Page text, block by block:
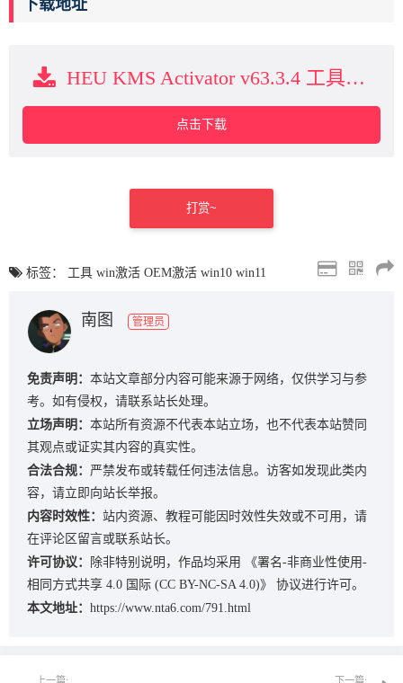
下载地址
HEU KMS Activator v63.3.4 工具下载
点击下载
打赏~
标签： 工具 win激活 OEM激活 win10 win11
南图 管理员
免责声明： 本站文章部分内容可能来源于网络，仅供学习与参
考。如有侵权，请联系站长处理。
立场声明： 本站所有资源不代表本站立场，也不代表本站赞同
其观点或证实其内容的真实性。
合法合规： 严禁发布或转载任何违法信息。访客如发现此类内
容，请立即向站长举报。
内容时效性： 站内资源、教程可能因时效性失效或不可用，请
在评论区留言或联系站长。
许可协议：
除非特别说明，作品均采用
《署名-非商业性使用-
相同方式共享 4.0 国际 (CC BY-NC-SA 4.0)》
协议进行许可。
本文地址： https://www.nta6.com/791.html
上一篇: 下一篇: